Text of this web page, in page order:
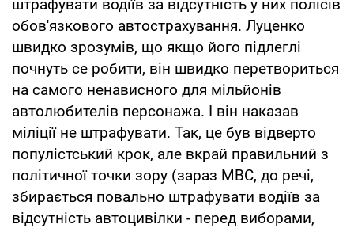
штрафувати водіїв за відсутність у них полісів
обов'язкового автострахування. Луценко
швидко зрозумів, що якщо його підлеглі
почнуть се робити, він швидко перетвориться
на самого ненависного для мільйонів
автолюбителів персонажа. І він наказав
міліції не штрафувати. Так, це був відверто
популістський крок, але вкрай правильний з
політичної точки зору (зараз МВС, до речі,
збирається повально штрафувати водіїв за
відсутність автоцивілки - перед виборами,